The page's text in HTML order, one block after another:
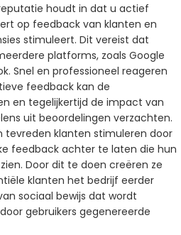
houdt in dat u actief
op feedback van klanten en
stimuleert. Dit vereist dat
platforms, zoals Google
Snel en professioneel reageren
feedback kan de
en tegelijkertijd de impact van
uit beoordelingen verzachten.
tevreden klanten stimuleren door
feedback achter te laten die hun
Door dit te doen creëren ze
klanten het bedrijf eerder
sociaal bewijs dat wordt
gebruikers gegenereerde